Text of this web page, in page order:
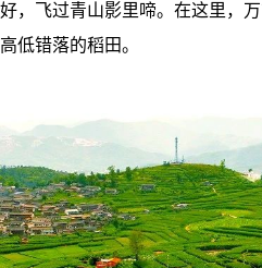
，飞过青山影里啼。在这里，
低错落的稻田。